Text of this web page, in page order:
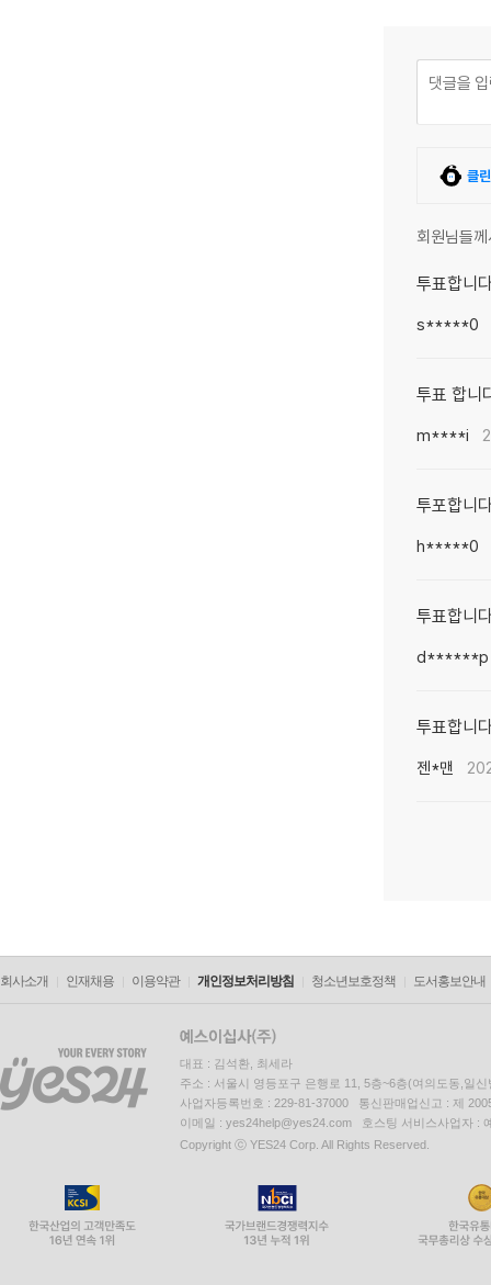
클
회원님들
투표합니
s*****0
투표 합니
m****i
투포합니
h*****0
투표합니
d******p
투표합니
젠*맨
회사소개 인재채용 이용약관 개인정보처리방침 청소년보호정책 도서홍보안내
대표 : 김석환, 최세라
주소 : 서울시 영등포구 은행로 11, 5층~6층(여의도동,일신
사업자등록번호 : 229-81-37000 통신판매업신고 : 제
이메일 : yes24help@yes24.com 호스팅 서비스사업자 :
Copyright ⓒ YES24 Corp. All Rights Reserved.